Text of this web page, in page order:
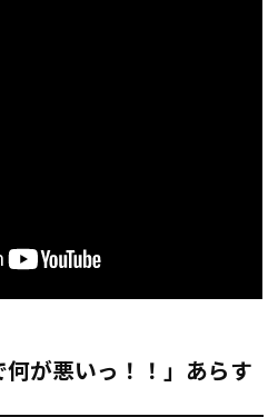
が悪いっ！！」あらす